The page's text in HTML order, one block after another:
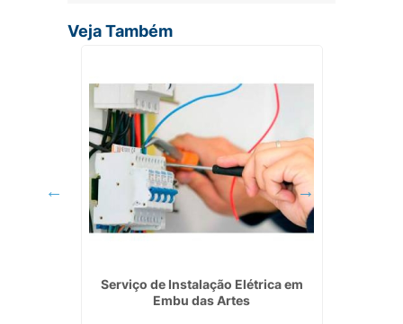
Veja Também
Serviço de Instalação Elétrica em
Embu das Artes